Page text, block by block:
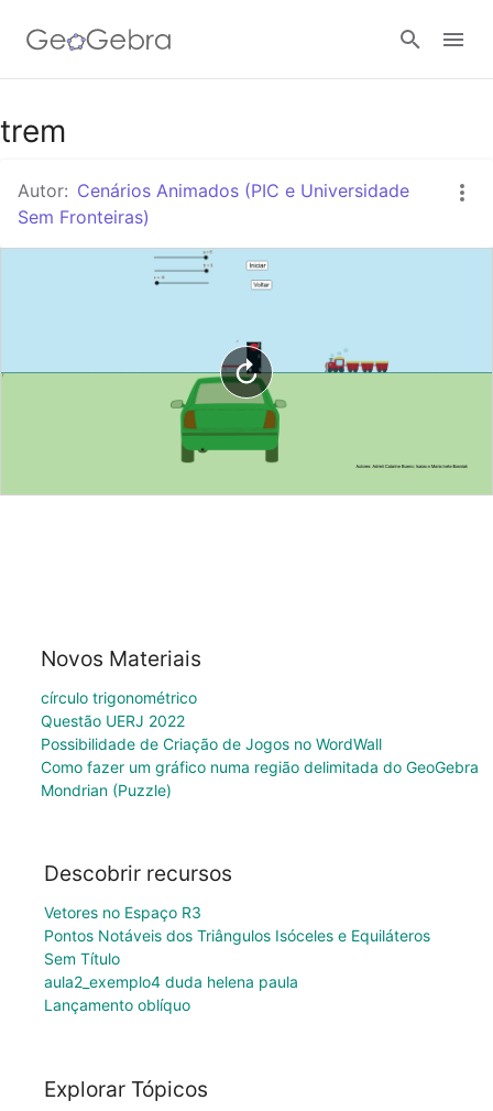
Tarefa
Entrar no sistema
trem
Autor: Cenários Animados (PIC e Universidade
Sem Fronteiras)
Novos Materiais
círculo trigonométrico
Questão UERJ 2022
Possibilidade de Criação de Jogos no WordWall
Como fazer um gráfico numa região delimitada do GeoGebra
Mondrian (Puzzle)
Descobrir recursos
Vetores no Espaço R3
Pontos Notáveis dos Triângulos Isóceles e Equiláteros
Sem Título
aula2_exemplo4 duda helena paula
Lançamento oblíquo
Explorar Tópicos